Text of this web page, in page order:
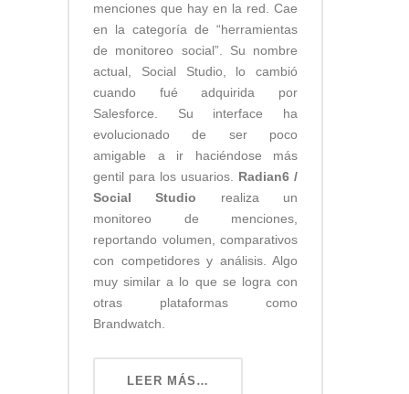
menciones que hay en la red. Cae
en la categoría de “herramientas
de monitoreo social”. Su nombre
actual, Social Studio, lo cambió
cuando fué adquirida por
Salesforce. Su interface ha
evolucionado de ser poco
amigable a ir haciéndose más
gentil para los usuarios. Radian6 /
Social Studio realiza un
monitoreo de menciones,
reportando volumen, comparativos
con competidores y análisis. Algo
muy similar a lo que se logra con
otras plataformas como
Brandwatch.
LEER MÁS…